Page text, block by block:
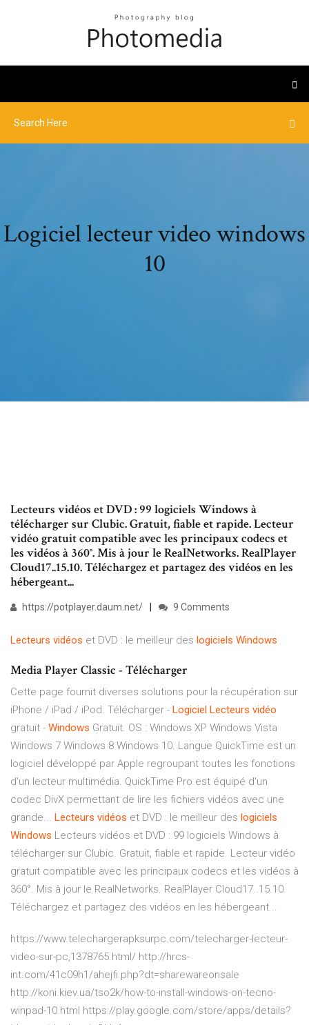
Logiciel lecteur video windows
10
Lecteurs vidéos et DVD : 99 logiciels Windows à
télécharger sur Clubic. Gratuit, fiable et rapide. Lecteur
vidéo gratuit compatible avec les principaux codecs et
les vidéos à 360°. Mis à jour le RealNetworks. RealPlayer
Cloud17..15.10. Téléchargez et partagez des vidéos en les
hébergeant...
https://potplayer.daum.net/ 9 Comments
Lecteurs vidéos et DVD : le meilleur des logiciels Windows
Media Player Classic - Télécharger
Cette page fournit diverses solutions pour la récupération sur
iPhone / iPad / iPod. Télécharger - Logiciel Lecteurs vidéo
gratuit - Windows Gratuit. OS : Windows XP Windows Vista
Windows 7 Windows 8 Windows 10. Langue QuickTime est un
logiciel développé par Apple regroupant toutes les fonctions
d'un lecteur multimédia. QuickTime Pro est équipé d'un
codec DivX permettant de lire les fichiers vidéos avec une
grande... Lecteurs vidéos et DVD : le meilleur des logiciels
Windows Lecteurs vidéos et DVD : 99 logiciels Windows à
télécharger sur Clubic. Gratuit, fiable et rapide. Lecteur vidéo
gratuit compatible avec les principaux codecs et les vidéos à
360°. Mis à jour le RealNetworks. RealPlayer Cloud17..15.10.
Téléchargez et partagez des vidéos en les hébergeant...
https://www.telechargerapksurpc.com/telecharger-lecteur-
video-sur-pc,1378765.html/ http://hrcs-
int.com/41c09h1/ahejfi.php?dt=sharewareonsale
http://koni.kiev.ua/tso2k/how-to-install-windows-on-tecno-
winpad-10.html https://play.google.com/store/apps/details?